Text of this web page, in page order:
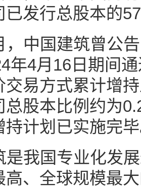
已发行总股本的
，中国建筑曾公
年4月16日期间
交易方式累计增
总股本比例约为
持计划已实施完
是我国专业化发
高、全球规模最